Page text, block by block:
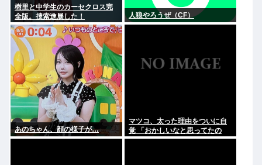
樹里と中学生のカーセクロス完
全版。捜索進展した！
人狼やろうぜ（CF）
あのちゃん、顔の様子が…
マツコ、太った理由をついに自
覚 「おかしいなと思ってたの
よ、なんで？って」